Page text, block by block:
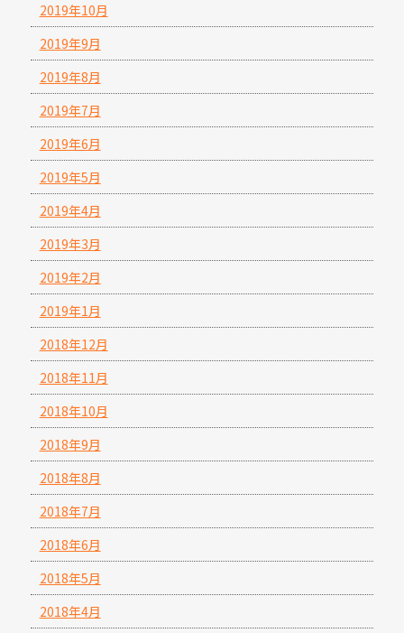
2019年10月
2019年9月
2019年8月
2019年7月
2019年6月
2019年5月
2019年4月
2019年3月
2019年2月
2019年1月
2018年12月
2018年11月
2018年10月
2018年9月
2018年8月
2018年7月
2018年6月
2018年5月
2018年4月